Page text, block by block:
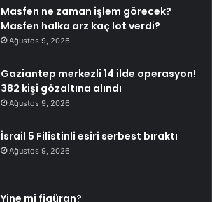
Masfen ne zaman işlem görecek?
Masfen halka arz kaç lot verdi?
Ağustos 9, 2026
Gaziantep merkezli 14 ilde operasyon!
382 kişi gözaltına alındı
Ağustos 9, 2026
İsrail 5 Filistinli esiri serbest bıraktı
Ağustos 9, 2026
Yine mi figüran?